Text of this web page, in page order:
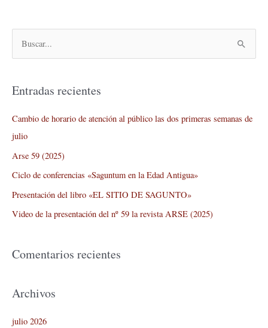
c
a
r
p
Entradas recientes
Cambio de horario de atención al público las dos primeras semanas de
julio
Arse 59 (2025)
Ciclo de conferencias «Saguntum en la Edad Antigua»
Presentación del libro «EL SITIO DE SAGUNTO»
Video de la presentación del nº 59 la revista ARSE (2025)
Comentarios recientes
Archivos
julio 2026